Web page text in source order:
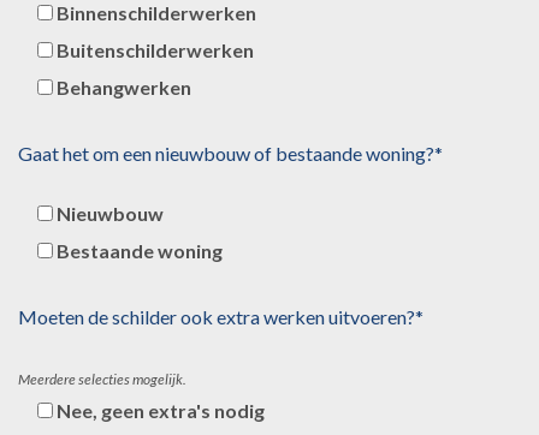
Binnenschilderwerken
Buitenschilderwerken
Behangwerken
Gaat het om een nieuwbouw of bestaande woning?*
Nieuwbouw
Bestaande woning
Moeten de schilder ook extra werken uitvoeren?*
Meerdere selecties mogelijk.
Nee, geen extra's nodig